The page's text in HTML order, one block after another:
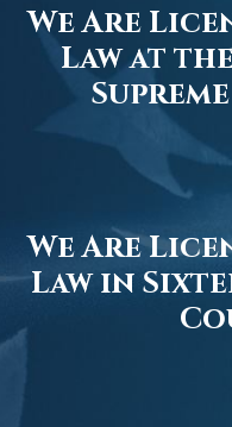
We Are
Law at
We Are
Law in